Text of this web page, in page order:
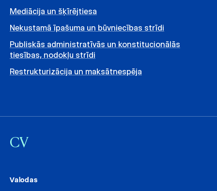
Mediācija un šķīrējtiesa
Nekustamā īpašuma un būvniecības strīdi
Publiskās administratīvās un konstitucionālās
tiesības, nodokļu strīdi
Restrukturizācija un maksātnespēja
CV
Valodas